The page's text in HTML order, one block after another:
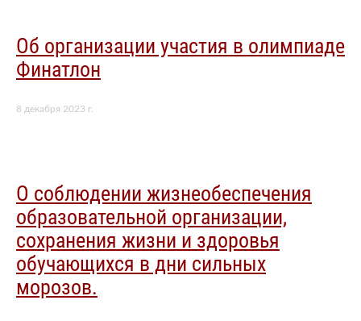
Об организации участия в олимпиаде
Финатлон
8 декабря 2023 г.
О соблюдении жизнеобеспечения
образовательной организации,
сохранения жизни и здоровья
обучающихся в дни сильных
морозов.